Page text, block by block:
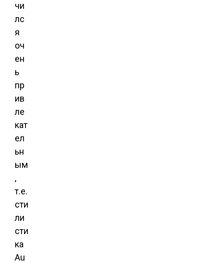
чи
лс
я
оч
ен
ь
пр
ив
ле
кат
ел
ьн
ым
,
т.е.
сти
ли
сти
ка
Au